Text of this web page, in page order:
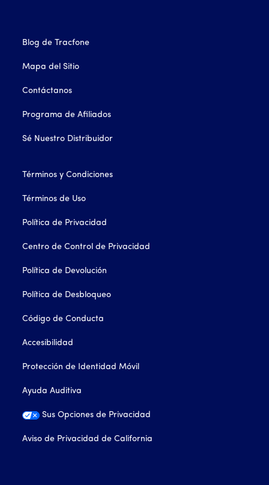
Blog de Tracfone
Mapa del Sitio
Contáctanos
Programa de Afiliados
Sé Nuestro Distribuidor
Términos y Condiciones
Términos de Uso
Política de Privacidad
Centro de Control de Privacidad
Política de Devolución
Política de Desbloqueo
Código de Conducta
Accesibilidad
Protección de Identidad Móvil
Ayuda Auditiva
Sus Opciones de Privacidad
Aviso de Privacidad de California